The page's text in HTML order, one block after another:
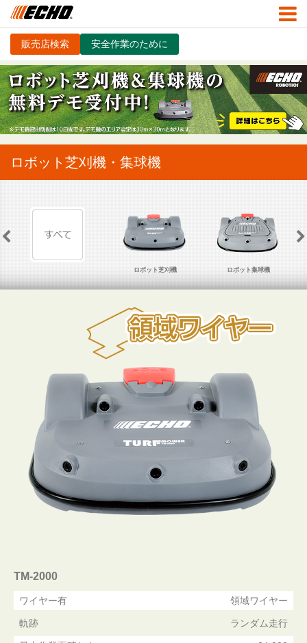
販売店検索 安全作業のために
ロボット芝刈機・集球機
ロボット芝刈機 ロボット集球機
TM-2000
ワイヤー有 領域ワイヤー
軌跡 ランダム走行